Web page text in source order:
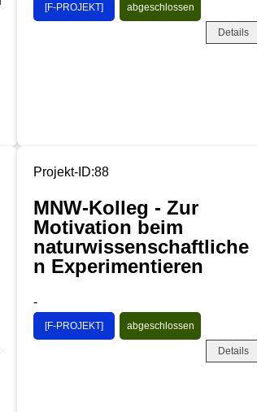
[F-PROJEKT] abgeschlossen
Details
Projekt-ID:88
MNW-Kolleg - Zur
Motivation beim
naturwissenschaftliche
n Experimentieren
-
[F-PROJEKT] abgeschlossen
Details